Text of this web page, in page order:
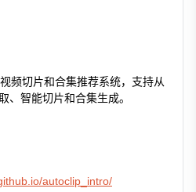
频切片和合集推荐系统，支持从
、智能切片和合集生成。
autoclip_intro/